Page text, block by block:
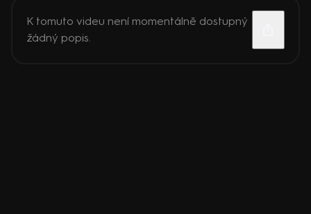
K tomuto videu není momentálně dostupný
žádný popis.